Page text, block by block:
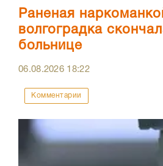
Раненая
волгоградка
больнице
06.08.2026 18:22
Комментарии